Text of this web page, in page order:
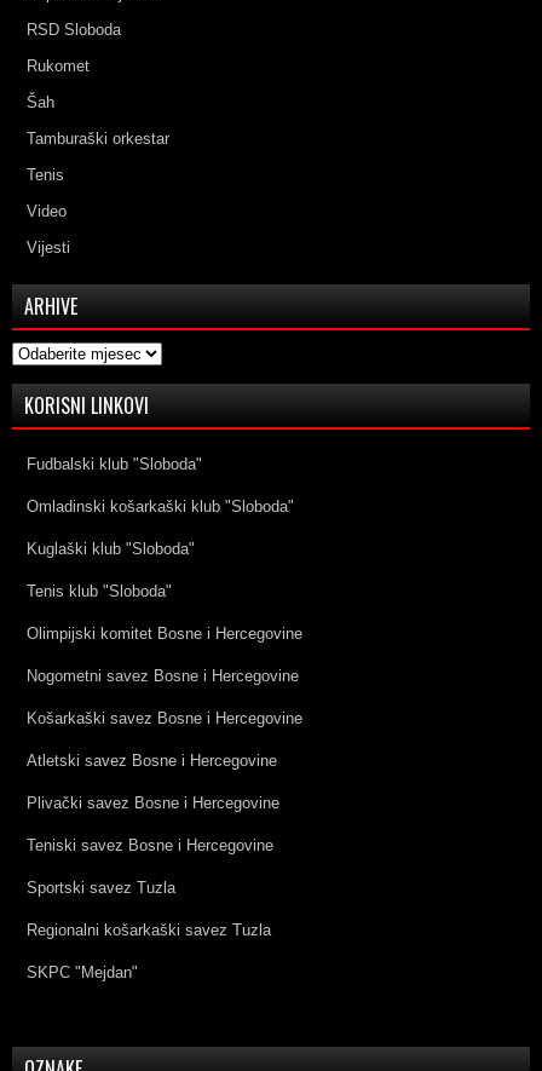
RSD Sloboda
Rukomet
Šah
Tamburaški orkestar
Tenis
Video
Vijesti
ARHIVE
Arhive
KORISNI LINKOVI
Fudbalski klub "Sloboda"
Omladinski košarkaški klub "Sloboda"
Kuglaški klub "Sloboda"
Tenis klub "Sloboda"
Olimpijski komitet Bosne i Hercegovine
Nogometni savez Bosne i Hercegovine
Košarkaški savez Bosne i Hercegovine
Atletski savez Bosne i Hercegovine
Plivački savez Bosne i Hercegovine
Teniski savez Bosne i Hercegovine
Sportski savez Tuzla
Regionalni košarkaški savez Tuzla
SKPC "Mejdan"